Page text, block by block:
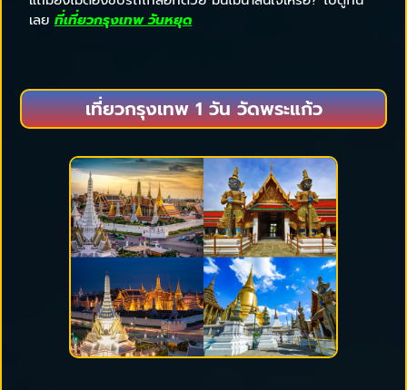
เลย ที่เที่ยวกรุงเทพ วันหยุด
เที่ยวกรุงเทพ 1 วัน วัดพระแก้ว